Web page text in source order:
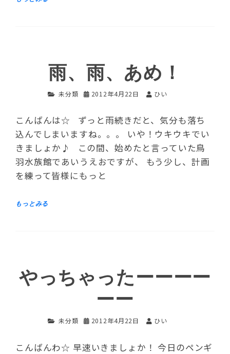
雨、雨、あめ！
未分類 2012年4月22日 ひい
こんばんは☆ ずっと雨続きだと、気分も落ち
込んでしまいますね。。。 いや！ウキウキでい
きましょか♪ この間、始めたと言っていた鳥
羽水族館であいうえおですが、 もう少し、計画
を練って皆様にもっと
やっちゃったーーーー
ーー
未分類 2012年4月22日 ひい
こんばんわ☆ 早速いきましょか！ 今日のペンギ